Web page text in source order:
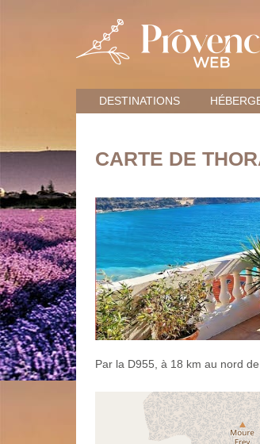
DESTINATIONS
CARTE DE
Par la D955, à 18 km au nord